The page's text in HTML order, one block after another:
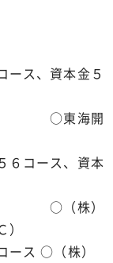
ース、資本金５
ス ○東海開
６コース、資本
ス ○（株）
ス ○（株）